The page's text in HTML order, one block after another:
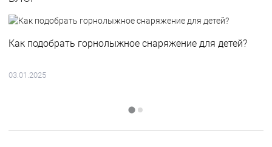
Как подобрать горнолыжное снаряжение для детей?
03.01.2025